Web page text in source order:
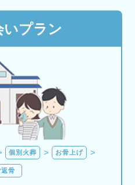
いプラン
個別火葬 お骨上げ
返骨